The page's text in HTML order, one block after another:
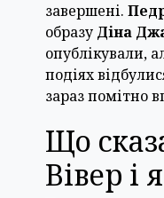
завершені.
образу Діна
опублікували,
подіях
зараз помітно
Що
Вівер і